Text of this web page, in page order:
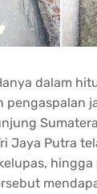
dalam
pengaspalan
Jaya Putra
hingga